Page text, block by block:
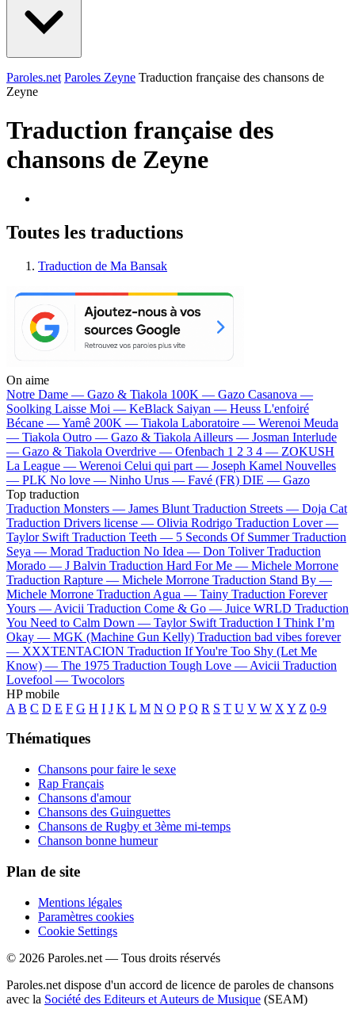
Paroles.net Paroles Zeyne Traduction française des chansons de
Zeyne
Traduction française des
chansons de Zeyne
Toutes les traductions
Traduction de Ma Bansak
On aime
Notre Dame — Gazo & Tiakola 100K — Gazo Casanova —
Soolking Laisse Moi — KeBlack Saiyan — Heuss L'enfoiré
Bécane —Yamê 200K — Tiakola Laboratoire — Werenoi Meuda
— Tiakola Outro — Gazo & Tiakola Ailleurs — Josman Interlude
— Gazo & Tiakola Overdrive — Ofenbach 1 2 3 4 — ZOKUSH
La League — Werenoi Celui qui part — Joseph Kamel Nouvelles
— PLK No love — Ninho Urus — Favé (FR) DIE — Gazo
Top traduction
Traduction Monsters — James Blunt Traduction Streets — Doja Cat
Traduction Drivers license — Olivia Rodrigo Traduction Lover —
Taylor Swift Traduction Teeth — 5 Seconds Of Summer Traduction
Seya — Morad Traduction No Idea — Don Toliver Traduction
Morado — J Balvin Traduction Hard For Me — Michele Morrone
Traduction Rapture — Michele Morrone Traduction Stand By —
Michele Morrone Traduction Agua — Tainy Traduction Forever
Yours — Avicii Traduction Come & Go — Juice WRLD Traduction
You Need to Calm Down — Taylor Swift Traduction I Think I’m
Okay — MGK (Machine Gun Kelly) Traduction bad vibes forever
— XXXTENTACION Traduction If You're Too Shy (Let Me
Know) — The 1975 Traduction Tough Love — Avicii Traduction
Lovefool — Twocolors
HP mobile
A B C D E F G H I J K L M N O P Q R S T U V W X Y Z 0-9
Thématiques
Chansons pour faire le sexe
Rap Français
Chansons d'amour
Chansons des Guinguettes
Chansons de Rugby et 3ème mi-temps
Chanson bonne humeur
Plan de site
Mentions légales
Paramètres cookies
Cookie Settings
© 2026 Paroles.net — Tous droits réservés
Paroles.net dispose d'un accord de licence de paroles de chansons
avec la Société des Editeurs et Auteurs de Musique (SEAM)